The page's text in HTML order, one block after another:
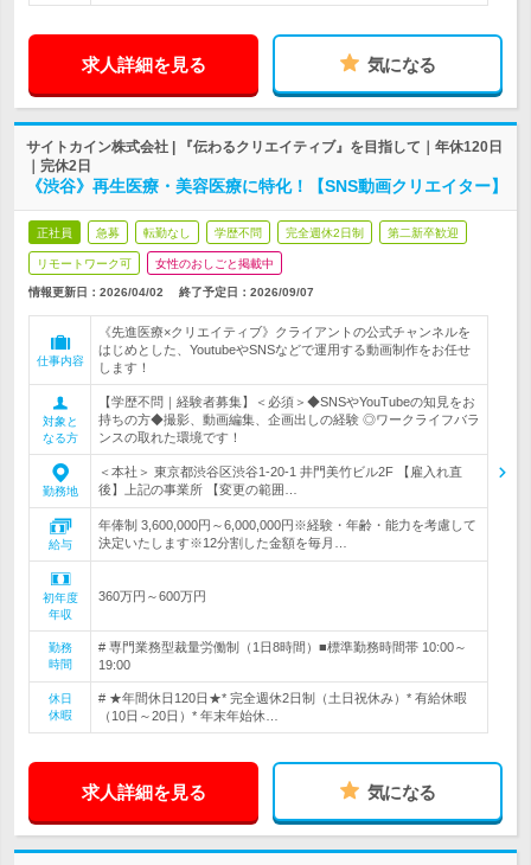
求人詳細を見る 気になる
サイトカイン株式会社 | 『伝わるクリエイティブ』を目指して｜年休120日
｜完休2日
《渋谷》再生医療・美容医療に特化！【SNS動画クリエイター】
正社員 急募 転勤なし 学歴不問 完全週休2日制 第二新卒歓迎
リモートワーク可 女性のおしごと掲載中
情報更新日：2026/04/02 終了予定日： 2026/09/07
仕事内容
《先進医療×クリエイティブ》クライアントの公式チャンネルを
はじめとした、YoutubeやSNSなどで運用する動画制作をお任せ
します！
対象と
なる方
【学歴不問｜経験者募集】＜必須＞◆SNSやYouTubeの知見をお
持ちの方◆撮影、動画編集、企画出しの経験 ◎ワークライフバラ
ンスの取れた環境です！
勤務地
＜本社＞ 東京都渋谷区渋谷1-20-1 井門美竹ビル2F 【雇入れ直
後】上記の事業所 【変更の範囲…
給与
年俸制 3,600,000円～6,000,000円※経験・年齢・能力を考慮して
決定いたします※12分割した金額を毎月…
初年度
年収
360万円～600万円
勤務
時間
# 専門業務型裁量労働制（1日8時間）■標準勤務時間帯 10:00～
19:00
休日
休暇
# ★年間休日120日★* 完全週休2日制（土日祝休み）* 有給休暇
（10日～20日）* 年末年始休…
求人詳細を見る 気になる